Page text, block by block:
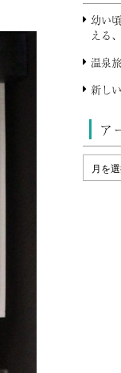
幼い
える
温泉
新し
ア